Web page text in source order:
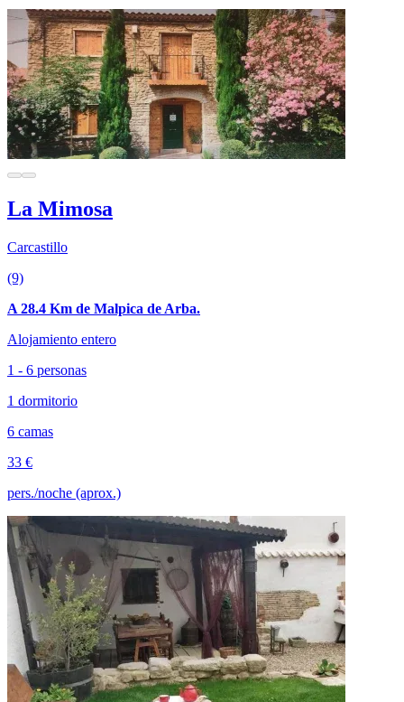
La Mimosa
Carcastillo
(9)
A 28.4 Km de Malpica de Arba.
Alojamiento entero
1 - 6 personas
1 dormitorio
6 camas
33 €
pers./noche (aprox.)